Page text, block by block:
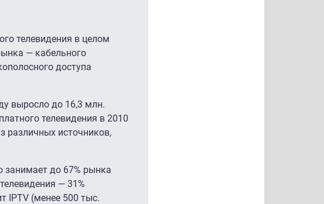
телевидения в целом
— кабельного
доступа
выросло до 16,3 млн.
телевидения в 2010
различных источников,
занимает до 67% рынка
— 31%
IPTV (менее 500 тыс.